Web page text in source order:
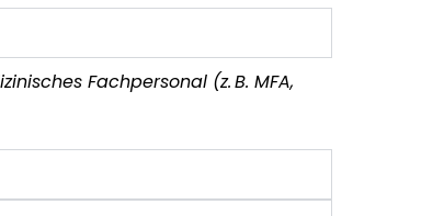
Fachpersonal (z. B. MFA,